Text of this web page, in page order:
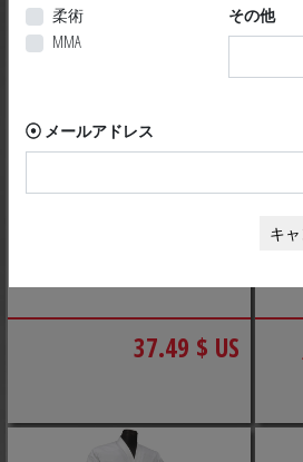
37.49 $ US
柔術
MMA
その他
メールアドレス
キ